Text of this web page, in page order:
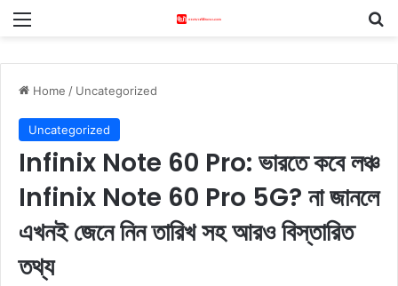
Home / Uncategorized
Uncategorized
Infinix Note 60 Pro: ভারতে কবে লঞ্চ
Infinix Note 60 Pro 5G? না জানলে
এখনই জেনে নিন তারিখ সহ আরও বিস্তারিত
তথ্য